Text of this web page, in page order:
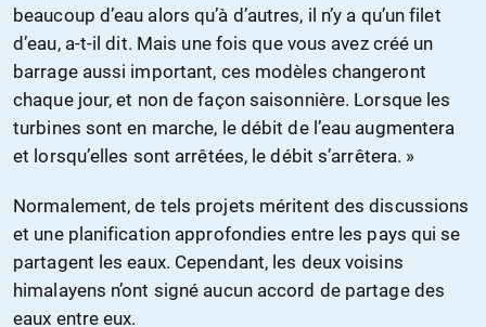
beaucoup d’eau alors qu’à d’autres, il n’y a qu’un filet
d’eau, a-t-il dit. Mais une fois que vous avez créé un
barrage aussi important, ces modèles changeront
chaque jour, et non de façon saisonnière. Lorsque les
turbines sont en marche, le débit de l’eau augmentera
et lorsqu’elles sont arrêtées, le débit s’arrêtera. »
Normalement, de tels projets méritent des discussions
et une planification approfondies entre les pays qui se
partagent les eaux. Cependant, les deux voisins
himalayens n’ont signé aucun accord de partage des
eaux entre eux.